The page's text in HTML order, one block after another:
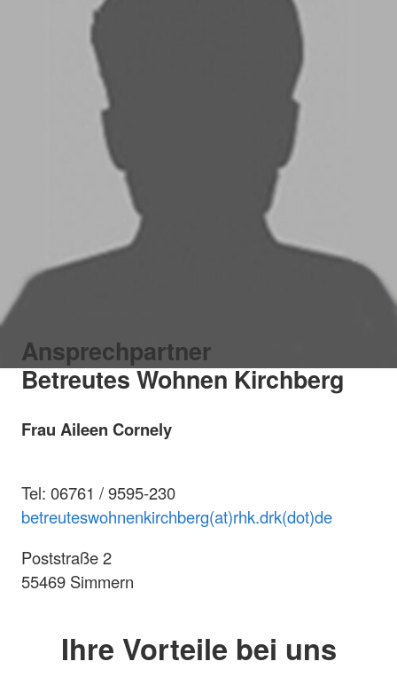
Ansprechpartner
Betreutes Wohnen Kirchberg
Frau Aileen Cornely
Tel: 06761 / 9595-230
betreuteswohnenkirchberg(at)rhk.drk(dot)de
Poststraße 2
55469 Simmern
Ihre Vorteile bei uns